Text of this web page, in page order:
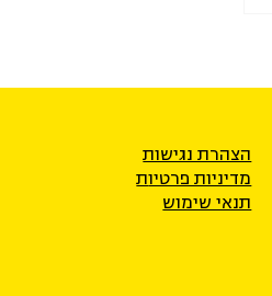
הצהרת נגישות
מדיניות פרטיות
תנאי שימוש